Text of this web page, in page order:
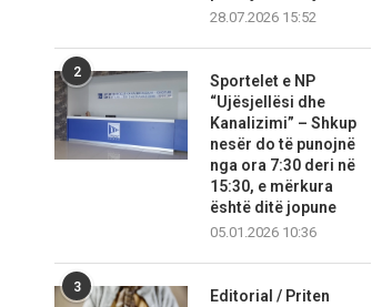
28.07.2026 15:52
2
Sportelet e NP
“Ujësjellësi dhe
Kanalizimi” – Shkup
nesër do të punojnë
nga ora 7:30 deri në
15:30, e mërkura
është ditë jopune
05.01.2026 10:36
3
Editorial / Priten